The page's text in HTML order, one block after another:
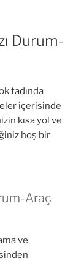
Durum-
tadında
içerisinde
kısa yol ve
hoş bir
Araç
ve